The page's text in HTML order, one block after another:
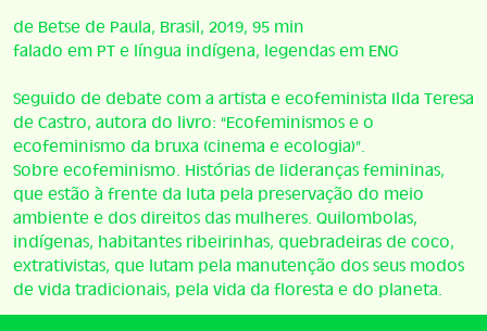
de Betse de Paula, Brasil, 2019, 95 min
falado em PT e língua indígena, legendas em ENG
Seguido de debate com a artista e ecofeminista Ilda Teresa
de Castro, autora do livro: “Ecofeminismos e o
ecofeminismo da bruxa (cinema e ecologia)”.
Sobre ecofeminismo. Histórias de lideranças femininas,
que estão à frente da luta pela preservação do meio
ambiente e dos direitos das mulheres. Quilombolas,
indígenas, habitantes ribeirinhas, quebradeiras de coco,
extrativistas, que lutam pela manutenção dos seus modos
de vida tradicionais, pela vida da floresta e do planeta.